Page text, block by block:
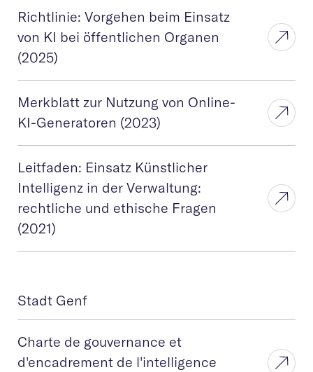
Richtlinie: Vorgehen beim Einsatz
von KI bei öffentlichen Organen
(2025)
Merkblatt zur Nutzung von Online-
KI-Generatoren (2023)
Leitfaden: Einsatz Künstlicher
Intelligenz in der Verwaltung:
rechtliche und ethische Fragen
(2021)
Stadt Genf
Charte de gouvernance et
d'encadrement de l'intelligence